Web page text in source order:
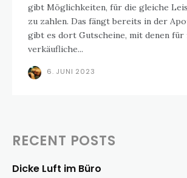
gibt Möglichkeiten, für die gleiche
zu zahlen. Das fängt bereits in der Apotheke an. Oft
gibt es dort Gutscheine, mit denen
verkäufliche...
6. JUNI 2023
RECENT POSTS
Dicke Luft im Büro